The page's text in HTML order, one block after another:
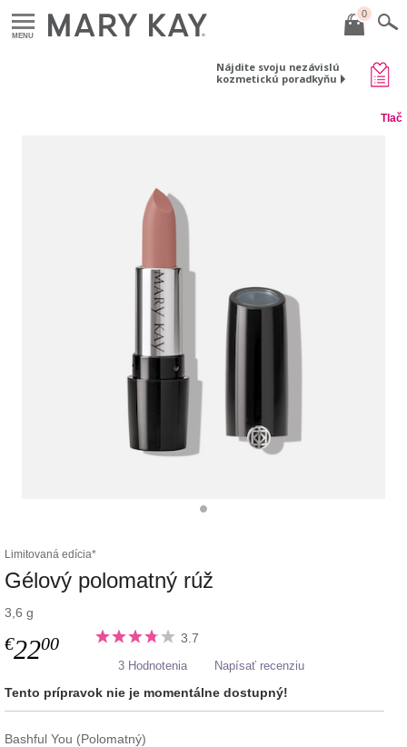
MENU
0
Nájdite svoju nezávislú
kozmetickú poradkyňu
Tlač
Limitovaná edícia*
Gélový polomatný rúž
3,6 g
€2200 3.7
3 Hodnotenia Napísať recenziu
Tento prípravok nie je momentálne dostupný!
Bashful You (Polomatný)